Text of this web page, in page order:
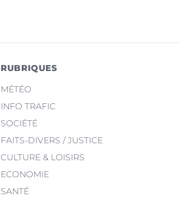
RUBRIQUES
MÉTÉO
INFO TRAFIC
SOCIÉTÉ
FAITS-DIVERS / JUSTICE
CULTURE & LOISIRS
ECONOMIE
SANTÉ